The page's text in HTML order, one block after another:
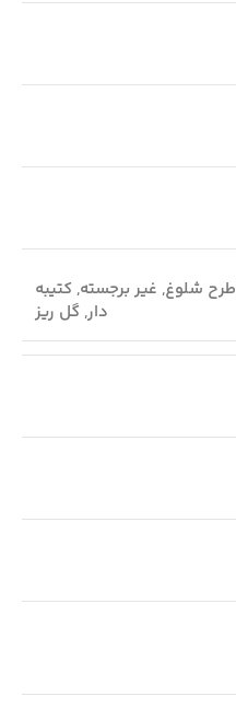
طرح شلوغ, غیر برجسته, کتیبه
دار, گل ریز